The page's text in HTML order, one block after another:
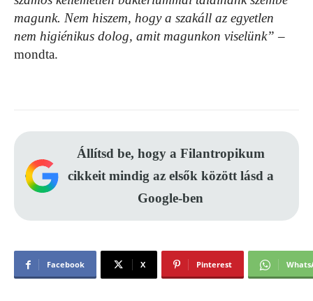
magunk. Nem hiszem, hogy a szakáll az egyetlen
nem higiénikus dolog, amit magunkon viselünk” –
mondta.
Állítsd be, hogy a Filantropikum
cikkeit mindig az elsők között lásd a
Google-ben
Facebook X Pinterest